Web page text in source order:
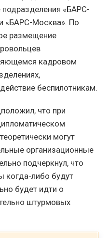
«БАРС-
«БАРС-Москва». По
размещение
кадровом
беспилотникам.
что при
могут
организационные
подчеркнул, что
когда-либо будут
будет идти о
штурмовых